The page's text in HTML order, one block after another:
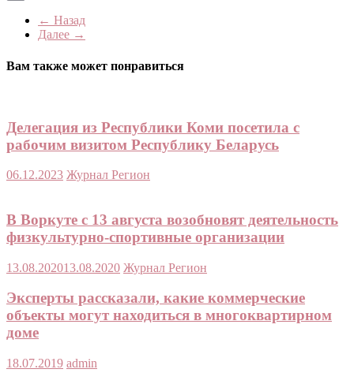
← Назад
Далее →
Вам также может понравиться
Делегация из Республики Коми посетила с
рабочим визитом Республику Беларусь
06.12.2023 Журнал Регион
В Воркуте с 13 августа возобновят деятельность
физкультурно-спортивные организации
13.08.202013.08.2020 Журнал Регион
Эксперты рассказали, какие коммерческие
объекты могут находиться в многоквартирном
доме
18.07.2019 admin